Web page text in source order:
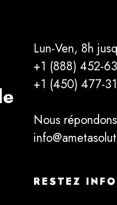
Lun-Ven, 8h
+1 (888) 452-
+1 (450) 477­-
Nous
RESTEZ